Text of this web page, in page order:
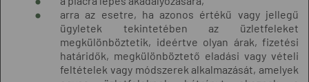
arra az esetre, ha azonos értékű vagy jellegű
ügyletek tekintetében az üzletfeleket
megkülönböztetik, ideértve olyan árak, fizetési
határidők, megkülönböztető eladási vagy vételi
feltételek vagy módszerek alkalmazását, amelyek